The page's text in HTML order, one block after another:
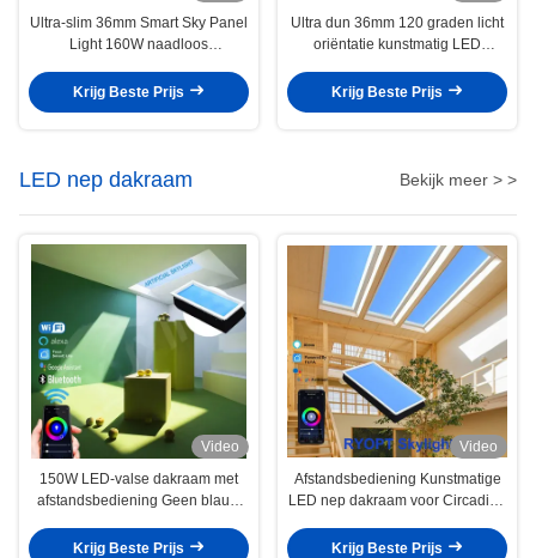
Ultra-slim 36mm Smart Sky Panel
Light 160W naadloos
dakraampaneel
Krijg Beste Prijs
Ultra dun 36mm 120 graden licht
oriëntatie kunstmatig LED
flikker lang levensduur
Krijg Beste Prijs
LED nep dakraam Bekijk meer > >
Video
150W LED-valse dakraam met
afstandsbediening Geen blauw
installeren
Krijg Beste Prijs
Video
Afstandsbediening Kunstmatige
LED nep dakraam voor Circadian
Krijg Beste Prijs